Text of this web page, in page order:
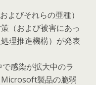
よびそれらの亜種）
（および被害にあっ
理推進機構）が発表
感染が拡大中のラ
Microsoft製品の脆弱